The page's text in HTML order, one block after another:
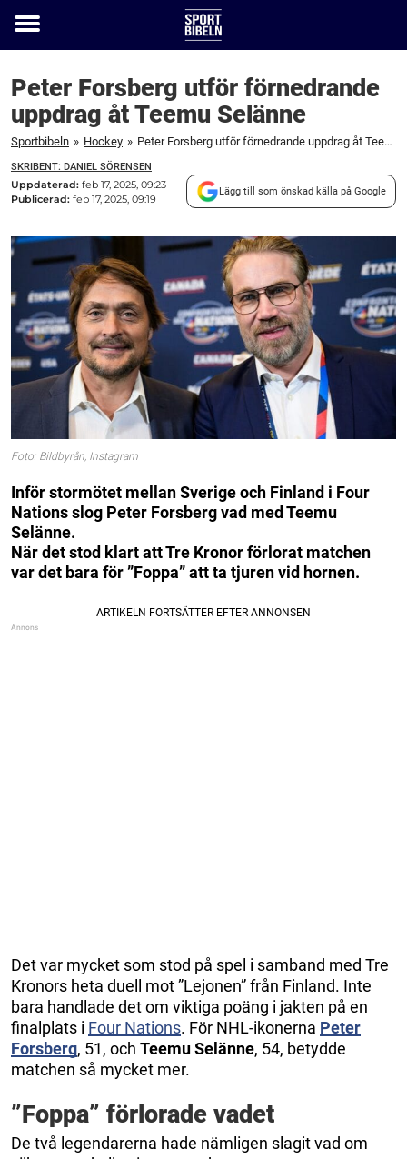
Toggle
Peter Forsberg utför förnedrande
uppdrag åt Teemu Selänne
Sportbibeln » Hockey » Peter Forsberg utför förnedrande uppdrag åt Teemu Selänne
SKRIBENT: DANIEL SÖRENSEN
Uppdaterad: feb 17, 2025, 09:23
Publicerad: feb 17, 2025, 09:19
Lägg till som önskad källa på Google
Foto: Bildbyrån, Instagram
Inför stormötet mellan Sverige och Finland i Four
Nations slog Peter Forsberg vad med Teemu
Selänne.
När det stod klart att Tre Kronor förlorat matchen
var det bara för ”Foppa” att ta tjuren vid hornen.
Det var mycket som stod på spel i samband med Tre
Kronors heta duell mot ”Lejonen” från Finland. Inte
bara handlade det om viktiga poäng i jakten på en
finalplats i Four Nations. För NHL-ikonerna Peter
Forsberg, 51, och Teemu Selänne, 54, betydde
matchen så mycket mer.
”Foppa” förlorade vadet
De två legendarerna hade nämligen slagit vad om